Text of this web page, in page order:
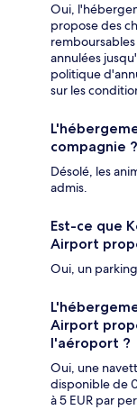
Oui,
propose des
annulées
politique
sur les
compagnie ?
Désolé, les
admis.
Est-ce que
Airport
Oui, un
Airport
l'aéroport ?
Oui, une
disponible de
à 5 EUR par